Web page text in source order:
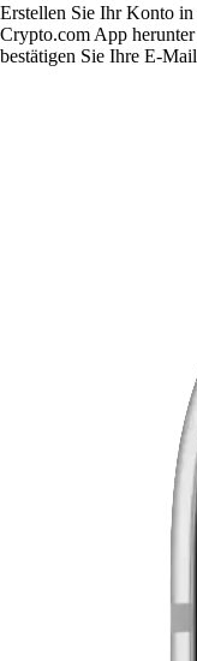
Erstellen Sie Ihr Konto
Crypto.com App
bestätigen Sie Ihre E-